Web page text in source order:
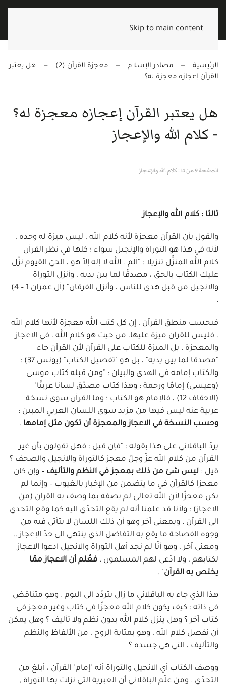
Skip to main content
الرئيسية مصادر الإسلام معجزة القرآن (2)
هل يعتبر
القرآن إعجازه معجزة له؟
هل يعتبر القرآن إعجازه معجزة له؟
- كلام الله والإعجاز
الصفحة 9 من 14: كلام الله والإعجاز
ثالثا : كلام الله والإعجاز
والقول بأن القرآن معجزة لأنه كلام الله ، ليس ميزة له وحده ،
لأنه في هذا هو التوراة والإنجيل سواء ؛ كلها في نظر القرآن
كلام الله المنزَّل تنزيلا : "آلم . الله لا إله إلاّ هو ، الحيّ القيوم نزّل
عليك الكتاب بالحق ، مصدقًا لما بين يديه ، وأنزل التوراة
والانجيل من قبل هدى للناس ، وأنزل الفرقان" (آل عمران 1 – 4)
.
فبحسب منطق القرآن ، إن كل كتب الله معجزة لأنها كلام الله
. فليس للقرآن ميزة عليها، من حيث هو كلام الله ، في الاعجاز
والمعجزة . بل الميزة للكتاب على القرآن لأن القرآن جاء
"مصدقا لما بين يديه" ، بل هو "تفصيل الكتاب" (يونس 37) ؛
والكتاب إمامه في الهدى والبيان : "ومن قبله كتاب موسى
(وعيسى) إمامًا ورحمة ؛ وهذا كتاب مصدّق لسانا عربيًّا"
(الاحقاف 12) ، فالإمام هو الكتاب ؛ وما القرآن سوى نسخة
عربية عنه ليس فيها من مزيد سوى اللسان العربي المبين :
وحسب النسخة في الاعجاز والمعجزة أن تكون مثل إمامها .
يردّ الباقلاني على هذا بقوله : "فإن قيل : فهل تقولون بأن غير
القرآن من كلام الله عزّ وجلّ معجز كالتوراة والانجيل والصحف ؟
قيل : ليس شئ من ذلك بمعجز في النظم والتأليف – وإن كان
معجزا كالقرآن في ما يتضمن من الإخبار بالغيوب – وإنما لم
يكن معجزًا لأن الله تعالى لم يصفه بما وصف به القرآن (من
الاعجاز) ؛ ولأنا قد علمنا أنه لم يقع التحدّي اليه كما وقع التحدي
الى القرآن . وبمعنى آخر وهو أن ذلك اللسان لا يتأتى فيه من
وجوه الفصاحة ما يقع به التفاضل الذي ينتهي الى حدّ الإعجاز ..
ومعنى آخر ، وهو أنّا لم نجد أهل التوراة والانجيل ادعوا الاعجاز
لكتابهم ، ولا ادّعى لهم المسلمون . فعُلم أن الاعجاز ممّا
يختص به القرآن" .
هذا الذي جاء به الباقلاني ما زال يتردّد الى اليوم . وهو متناقض
في ذاته : كيف يكون كلام الله معجزًا في كتاب وغير معجز في
كتاب آخر ؟ وهل ينزل كلام الله بدون نظم ولا تأليف ؟ وهل يمكن
أن نفصل كلام الله ، وهو بمثابة الروح ، من الألفاظ والنظم
والتأليف ، التي هي جسده ؟
ووصف الكتاب أي الانجيل والتوراة أنه "إمام" القرآن ، أبلغ من
التحدّي . ومن علّم الباقلاني أن العبرية التي نزلت بها التوراة ,